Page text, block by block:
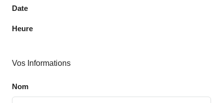
Date
Heure
Vos Informations
Nom